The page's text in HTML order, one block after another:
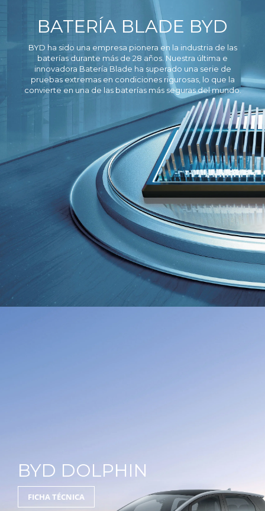
BATERÍA BLADE BYD
BYD ha sido una empresa pionera en la industria de las
baterías durante más de 28 años. Nuestra última e
innovadora Batería Blade ha superado una serie de
pruebas extremas en condiciones rigurosas, lo que la
convierte en una de las baterías más seguras del mundo.
BYD DOLPHIN
FICHA TÉCNICA